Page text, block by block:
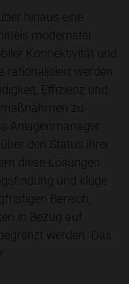
hinaus eine
modernster
Konnektivität und
rationalisiert werden
Effizienz und
zu
Anlagenmanager
den Status ihrer
diese Lösungen
und kluge
Bereich,
in Bezug auf
werden. Das
.